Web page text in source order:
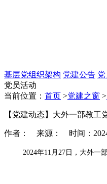
基层党组织架构 党建公告
党员活动
当前位置： 首页 >党建之窗 >
【党建动态】大外一部教
作者： 来源： 时间：
2024年11 月27日，大外一